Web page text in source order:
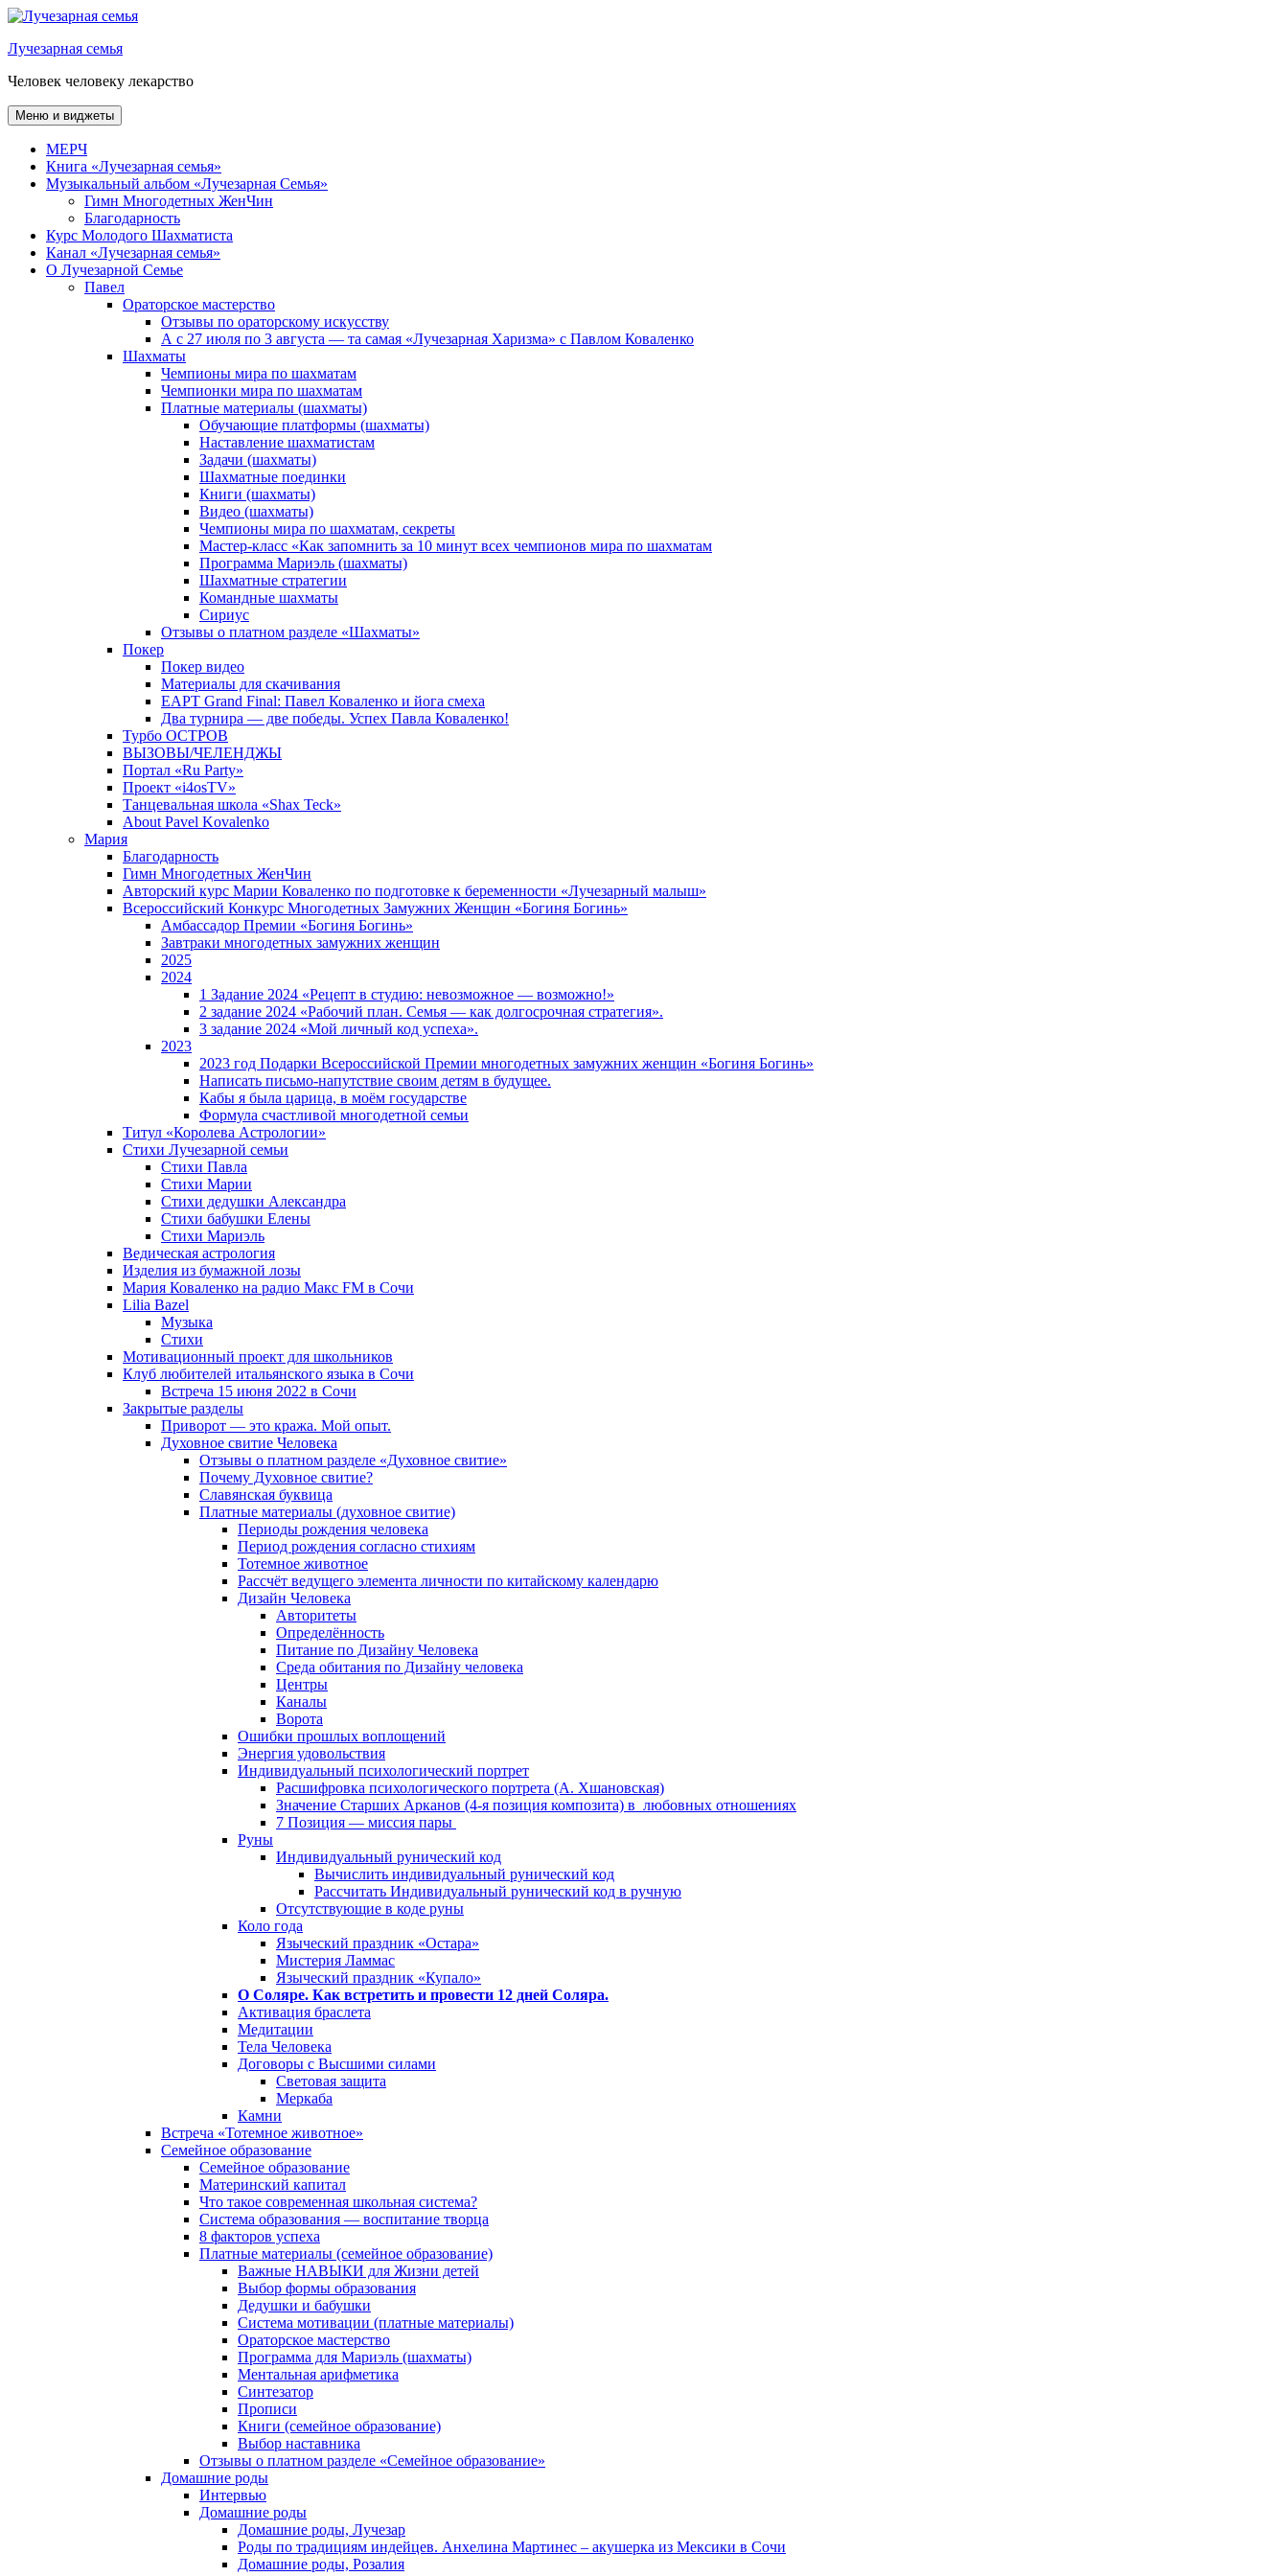
Перейти
содержимому
Лучезарная семья
Человек человеку лекарство
Меню и виджеты
МЕРЧ
Книга «Лучезарная семья»
Музыкальный альбом «Лучезарная Семья»
Гимн Многодетных ЖенЧин
Благодарность
Курс Молодого Шахматиста
Канал «Лучезарная семья»
О Лучезарной Семье
Павел
Ораторское мастерство
Отзывы по ораторскому искусству
А с 27 июля по 3 августа — та самая «Лучезарная Харизма» с Павлом Коваленко
Шахматы
Чемпионы мира по шахматам
Чемпионки мира по шахматам
Платные материалы (шахматы)
Обучающие платформы (шахматы)
Наставление шахматистам
Задачи (шахматы)
Шахматные поединки
Книги (шахматы)
Видео (шахматы)
Чемпионы мира по шахматам, секреты
Мастер-класс «Как запомнить за 10 минут всех чемпионов мира по шахматам
Программа Мариэль (шахматы)
Шахматные стратегии
Командные шахматы
Сириус
Отзывы о платном разделе «Шахматы»
Покер
Покер видео
Материалы для скачивания
EAPT Grand Final: Павел Коваленко и йога смеха
Два турнира — две победы. Успех Павла Коваленко!
Турбо ОСТРОВ
ВЫЗОВЫ/ЧЕЛЕНДЖЫ
Портал «Ru Party»
Проект «i4osTV»
Танцевальная школа «Shax Teck»
About Pavel Kovalenko
Мария
Благодарность
Гимн Многодетных ЖенЧин
Авторский курс Марии Коваленко по подготовке к беременности «Лучезарный малыш»
Всероссийский Конкурс Многодетных Замужних Женщин «Богиня Богинь»
Амбассадор Премии «Богиня Богинь»
Завтраки многодетных замужних женщин
2025
2024
1 Задание 2024 «Рецепт в студию: невозможное — возможно!»
2 задание 2024 «Рабочий план. Семья — как долгосрочная стратегия».
3 задание 2024 «Мой личный код успеха».
2023
2023 год Подарки Всероссийской Премии многодетных замужних женщин «Богиня Богинь»
Написать письмо-напутствие своим детям в будущее.
Кабы я была царица, в моëм государстве
Формула счастливой многодетной семьи
Титул «Королева Астрологии»
Стихи Лучезарной семьи
Стихи Павла
Стихи Марии
Стихи дедушки Александра
Стихи бабушки Елены
Стихи Мариэль
Ведическая астрология
Изделия из бумажной лозы
Мария Коваленко на радио Maкс FM в Сочи
Lilia Bazel
Музыка
Cтихи
Мотивационный проект для школьников
Клуб любителей итальянского языка в Сочи
Встреча 15 июня 2022 в Сочи
Закрытые разделы
Приворот — это кража. Мой опыт.
Духовное свитие Человека
Отзывы о платном разделе «Духовное свитие»
Почему Духовное свитие?
Славянская буквица
Платные материалы (духовное свитие)
Периоды рождения человека
Период рождения согласно стихиям
Тотемное животное
Рассчёт ведущего элемента личности по китайскому календарю
Дизайн Человека
Авторитеты
Определённость
Питание по Дизайну Человека
Среда обитания по Дизайну человека
Центры
Каналы
Ворота
Ошибки прошлых воплощений
Энергия удовольствия
Индивидуальный психологический портрет
Расшифровка психологического портрета (А. Хшановская)
Значение Старших Арканов (4-я позиция композита) в любовных отношениях
7 Позиция — миссия пары
Руны
Индивидуальный рунический код
Вычислить индивидуальный рунический код
Рассчитать Индивидуальный рунический код в ручную
Отсутствующие в коде руны
Коло года
Языческий праздник «Остара»
Мистерия Ламмас
Языческий праздник «Купало»
О Соляре. Как встретить и провести 12 дней Соляра.
Активация браслета
Медитации
Тела Человека
Договоры с Высшими силами
Световая защита
Меркаба
Камни
Встреча «Тотемное животное»
Семейное образование
Семейное образование
Материнский капитал
Что такое современная школьная система?
Система образования — воспитание творца
8 факторов успеха
Платные материалы (семейное образование)
Важные НАВЫКИ для Жизни детей
Выбор формы образования
Дедушки и бабушки
Система мотивации (платные материалы)
Ораторское мастерство
Программа для Мариэль (шахматы)
Ментальная арифметика
Синтезатор
Прописи
Книги (семейное образование)
Выбор наставника
Отзывы о платном разделе «Семейное образование»
Домашние роды
Интервью
Домашние роды
Домашние роды, Лучезар
Роды по традициям индейцев. Анхелина Мартинес – акушерка из Мексики в Сочи
Домашние роды, Розалия